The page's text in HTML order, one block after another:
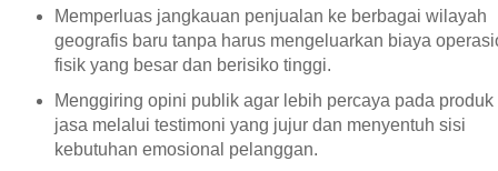
Memperluas jangkauan penjualan ke berbagai wilayah
geografis baru tanpa harus mengeluarkan biaya
fisik yang besar dan berisiko tinggi.
Menggiring opini publik agar lebih percaya pada produk
jasa melalui testimoni yang jujur dan menyentuh sisi
kebutuhan emosional pelanggan.